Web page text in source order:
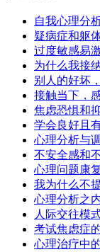
自我心理分
疑病症和躯
过度敏感易
为什么我接
别人的好坏
接触当下，
焦虑恐惧和
学会良好且
心理分析与
不安全感和
心理问题康
我为什么不
心理分析之
人际交往模
考试焦虑症
心理治疗中